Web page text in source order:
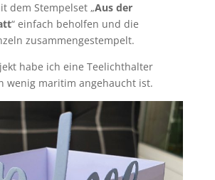
dem Stempelset „Aus der
“ einfach beholfen und die
zusammengestempelt.
habe ich eine Teelichthalter
wenig maritim angehaucht ist.